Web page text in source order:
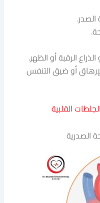
الرقبة أو الظهر.
أو ضيق التنفس
القلبية
الصدرية